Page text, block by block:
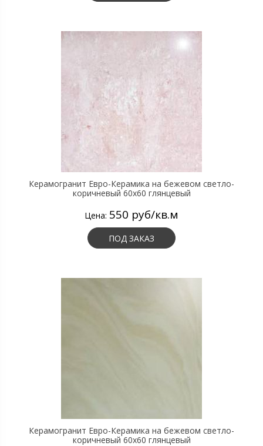
Керамогранит Евро-Керамика на бежевом светло-
коричневый 60х60 глянцевый
Цена: 550 руб/кв.м
ПОД ЗАКАЗ
Керамогранит Евро-Керамика на бежевом светло-
коричневый 60х60 глянцевый